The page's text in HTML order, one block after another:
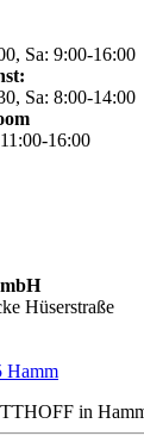
Sa: 9:00-16:00
Sa: 8:00-14:00
16:00
Hüserstraße
Hamm